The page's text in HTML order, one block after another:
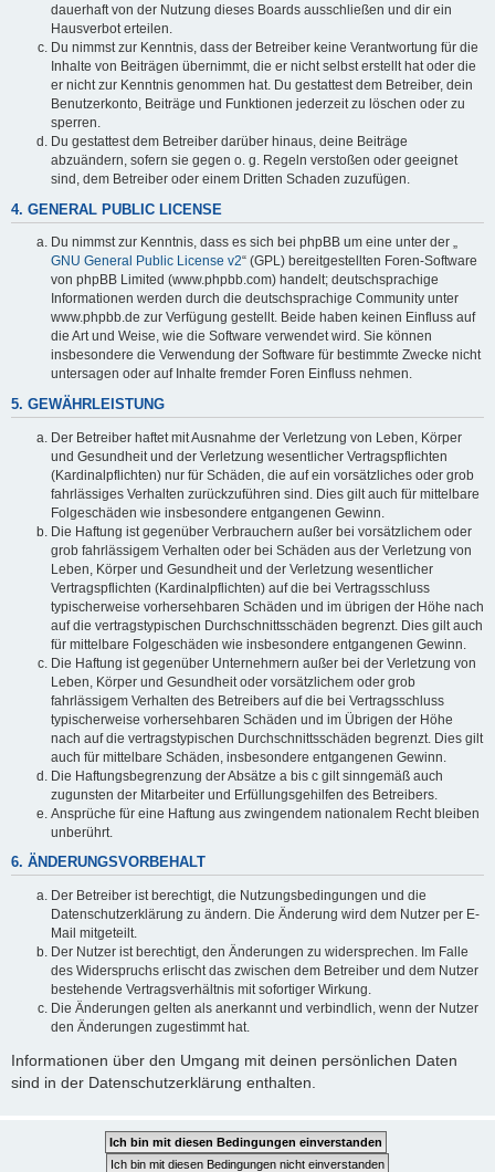
dauerhaft von der Nutzung dieses Boards ausschließen und dir ein
Hausverbot erteilen.
Du nimmst zur Kenntnis, dass der Betreiber keine Verantwortung für die
Inhalte von Beiträgen übernimmt, die er nicht selbst erstellt hat oder die
er nicht zur Kenntnis genommen hat. Du gestattest dem Betreiber, dein
Benutzerkonto, Beiträge und Funktionen jederzeit zu löschen oder zu
sperren.
Du gestattest dem Betreiber darüber hinaus, deine Beiträge
abzuändern, sofern sie gegen o. g. Regeln verstoßen oder geeignet
sind, dem Betreiber oder einem Dritten Schaden zuzufügen.
4. GENERAL PUBLIC LICENSE
Du nimmst zur Kenntnis, dass es sich bei phpBB um eine unter der „
GNU General Public License v2“ (GPL) bereitgestellten Foren-Software
von phpBB Limited (www.phpbb.com) handelt; deutschsprachige
Informationen werden durch die deutschsprachige Community unter
www.phpbb.de zur Verfügung gestellt. Beide haben keinen Einfluss auf
die Art und Weise, wie die Software verwendet wird. Sie können
insbesondere die Verwendung der Software für bestimmte Zwecke nicht
untersagen oder auf Inhalte fremder Foren Einfluss nehmen.
5. GEWÄHRLEISTUNG
Der Betreiber haftet mit Ausnahme der Verletzung von Leben, Körper
und Gesundheit und der Verletzung wesentlicher Vertragspflichten
(Kardinalpflichten) nur für Schäden, die auf ein vorsätzliches oder grob
fahrlässiges Verhalten zurückzuführen sind. Dies gilt auch für mittelbare
Folgeschäden wie insbesondere entgangenen Gewinn.
Die Haftung ist gegenüber Verbrauchern außer bei vorsätzlichem oder
grob fahrlässigem Verhalten oder bei Schäden aus der Verletzung von
Leben, Körper und Gesundheit und der Verletzung wesentlicher
Vertragspflichten (Kardinalpflichten) auf die bei Vertragsschluss
typischerweise vorhersehbaren Schäden und im übrigen der Höhe nach
auf die vertragstypischen Durchschnittsschäden begrenzt. Dies gilt auch
für mittelbare Folgeschäden wie insbesondere entgangenen Gewinn.
Die Haftung ist gegenüber Unternehmern außer bei der Verletzung von
Leben, Körper und Gesundheit oder vorsätzlichem oder grob
fahrlässigem Verhalten des Betreibers auf die bei Vertragsschluss
typischerweise vorhersehbaren Schäden und im Übrigen der Höhe
nach auf die vertragstypischen Durchschnittsschäden begrenzt. Dies gilt
auch für mittelbare Schäden, insbesondere entgangenen Gewinn.
Die Haftungsbegrenzung der Absätze a bis c gilt sinngemäß auch
zugunsten der Mitarbeiter und Erfüllungsgehilfen des Betreibers.
Ansprüche für eine Haftung aus zwingendem nationalem Recht bleiben
unberührt.
6. ÄNDERUNGSVORBEHALT
Der Betreiber ist berechtigt, die Nutzungsbedingungen und die
Datenschutzerklärung zu ändern. Die Änderung wird dem Nutzer per E-
Mail mitgeteilt.
Der Nutzer ist berechtigt, den Änderungen zu widersprechen. Im Falle
des Widerspruchs erlischt das zwischen dem Betreiber und dem Nutzer
bestehende Vertragsverhältnis mit sofortiger Wirkung.
Die Änderungen gelten als anerkannt und verbindlich, wenn der Nutzer
den Änderungen zugestimmt hat.
Informationen über den Umgang mit deinen persönlichen Daten
sind in der Datenschutzerklärung enthalten.